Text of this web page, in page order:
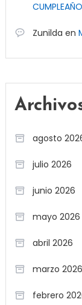
Zunilda en
agosto
julio 2026
junio 2026
mayo 2026
abril 2026
marzo 2026
febrero